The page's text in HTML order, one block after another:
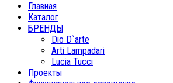
Главная
Каталог
БРЕНДЫ
Dio D`arte
Arti Lampadari
Lucia Tucci
Проекты